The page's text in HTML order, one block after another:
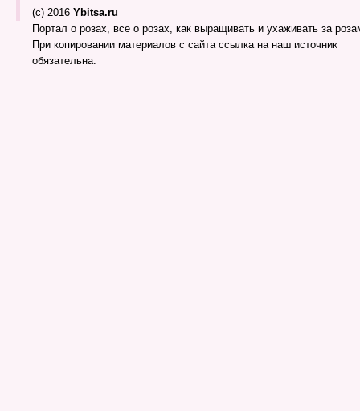
(c) 2016 Ybitsa.ru
Портал о розах, все о розах, как выращивать и ухаживать за
При копировании материалов с сайта ссылка на наш источник
обязательна.